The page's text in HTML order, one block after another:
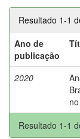
Resultado 1-1
Ano de
publicação
2020
Resultado 1-1